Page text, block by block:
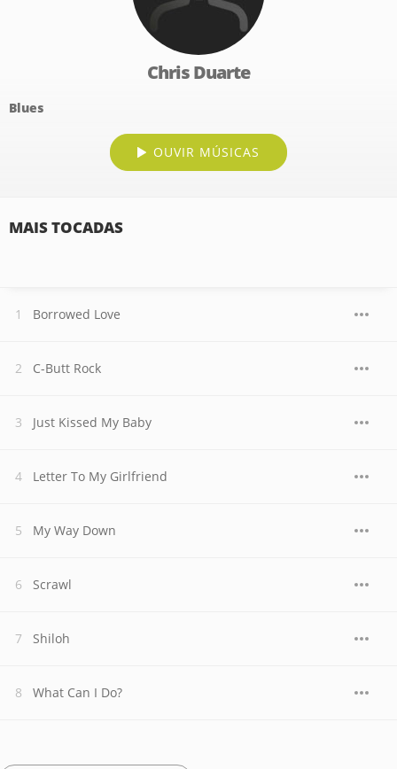
Chris Duarte
Blues
OUVIR MÚSICAS
MAIS TOCADAS
Borrowed Love
C-Butt Rock
Just Kissed My Baby
Letter To My Girlfriend
My Way Down
Scrawl
Shiloh
What Can I Do?